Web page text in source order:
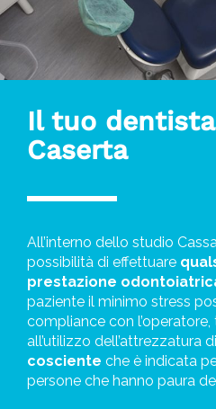
Il tuo
Caserta
All’interno dello studio
possibilità di effettuare
prestazione
paziente il minimo stress
compliance con
all’utilizzo dell’attrezzatura di
cosciente che è indicata
persone che hanno paura